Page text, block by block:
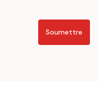
Soumettre